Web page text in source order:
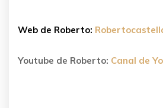
Web de Roberto:
Youtube de Roberto: Canal de